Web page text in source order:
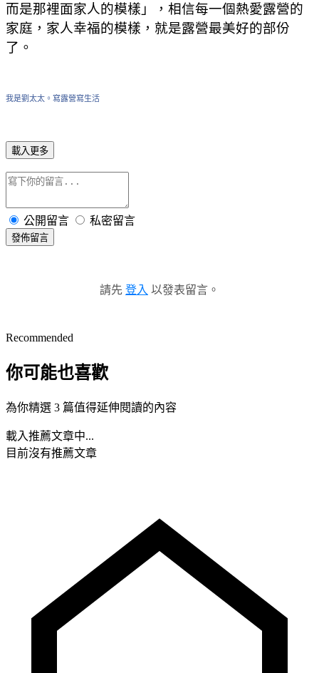
而是那裡面家人的模樣」，相信每一個熱愛露營的
家庭，家人幸福的模樣，就是露營最美好的部份
了。
我是劉太太。寫露營寫生活
載入更多
公開留言 私密留言
發佈留言
請先 登入 以發表留言。
Recommended
你可能也喜歡
為你精選 3 篇值得延伸閱讀的內容
載入推薦文章中...
目前沒有推薦文章